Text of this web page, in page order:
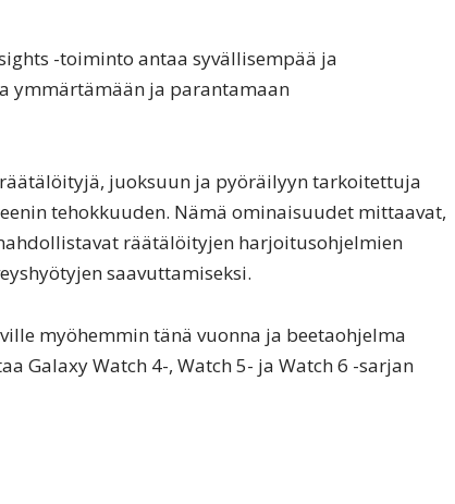
-toiminto antaa syvällisempää ja
ymmärtämään ja parantamaan
juoksuun ja pyöräilyyn tarkoitettuja
tehokkuuden. Nämä ominaisuudet mittaavat,
räätälöityjen harjoitusohjelmien
saavuttamiseksi.
myöhemmin tänä vuonna ja beetaohjelma
Galaxy Watch 4-, Watch 5- ja Watch 6 -sarjan